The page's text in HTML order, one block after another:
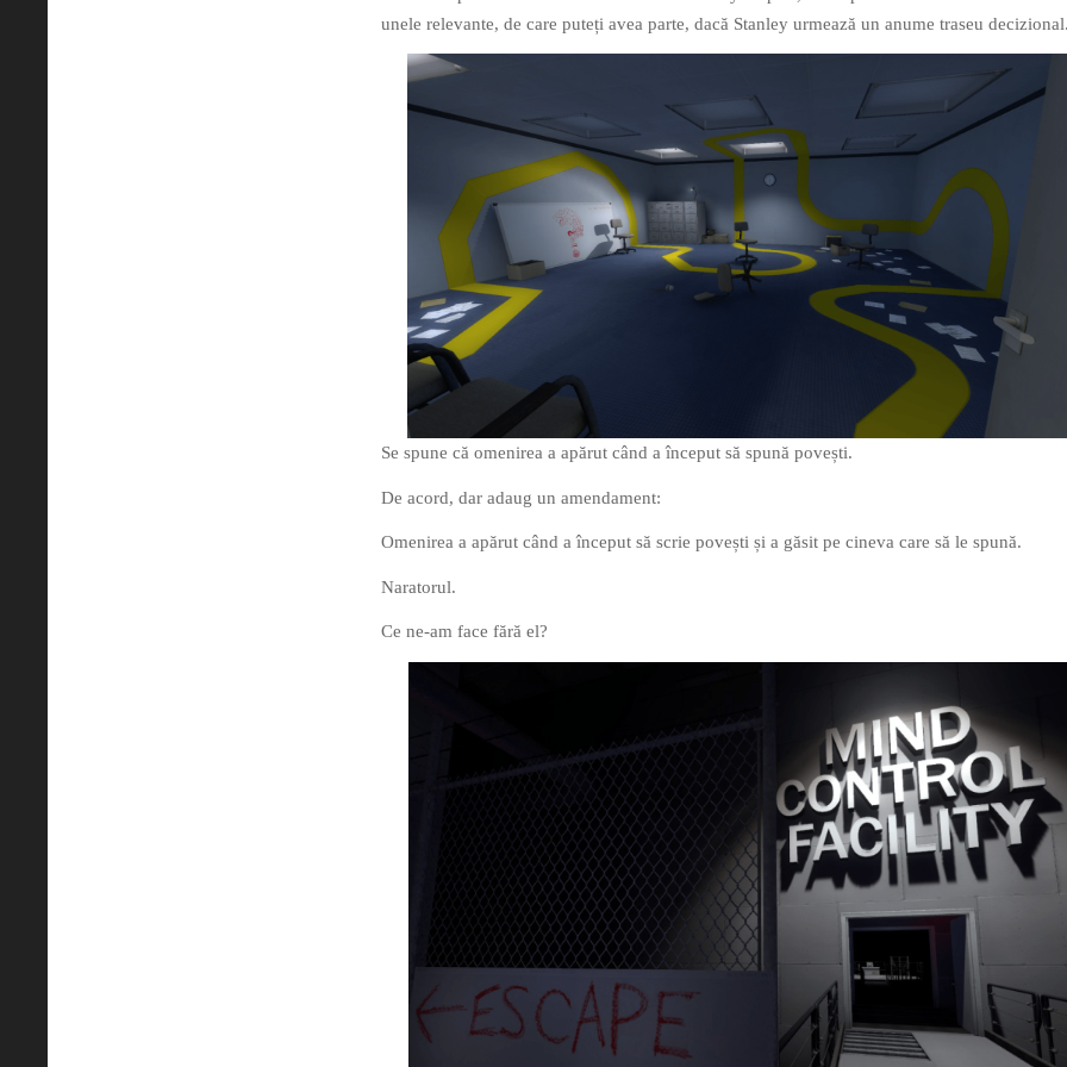
unele relevante, de care puteți avea parte, dacă Stanley urmează un anume traseu
Se spune că omenirea a apărut când a început să spună povești.
De acord, dar adaug un amendament:
Omenirea a apărut când a început să scrie povești și a găsit pe cineva care să le spună.
Naratorul.
Ce ne-am face fără el?